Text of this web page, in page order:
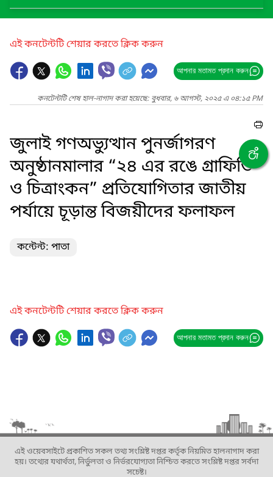
এই কনটেন্টটি শেয়ার করতে ক্লিক করুন
আপনার মতামত প্রদান করুন
কনটেন্টটি শেষ হাল-নাগাদ করা হয়েছে: বুধবার, ৬ আগস্ট, ২০২৫ এ ০৪:১৫ PM
জুলাই গণঅভ্যুত্থান পুনর্জাগরণ
অনুষ্ঠানমালার “২৪ এর রঙে গ্রাফিতি
ও চিত্রাংকন” প্রতিযোগিতার জাতীয়
পর্যায়ে চূড়ান্ত বিজয়ীদের ফলাফল
কন্টেন্ট: পাতা
এই কনটেন্টটি শেয়ার করতে ক্লিক করুন
আপনার মতামত প্রদান করুন
এই ওয়েবসাইটে প্রকাশিত সকল তথ্য সংশ্লিষ্ট দপ্তর কর্তৃক নিয়মিত হালনাগাদ করা
হয়। তথ্যের যথার্থতা, নির্ভুলতা ও নির্ভরযোগ্যতা নিশ্চিত করতে সংশ্লিষ্ট দপ্তর সর্বদা
সচেষ্ট।